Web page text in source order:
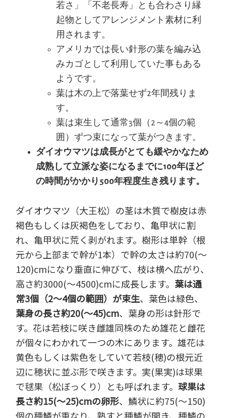
若さ」「不老長寿」とも合わさり縁
起物としてアレンジメント素材に利
用されます。
アメリカでは長い針形の葉を編み込
みカゴとして利用していた事もある
ようです。
葉は木の上で落葉せず2年間残りま
す。
葉は束生して通常3個（2～4個の範
囲）ずつ束になって葉がつきます。
ダイオウマツは成長がとても緩やかなため
成熟して立派な姿になるまでに100年ほど
の時間がかかり500年程度生き残ります。
ダイオウマツ（大王松）の茎は木質で樹皮は赤
褐色もしくは灰褐色をしており、亀甲状に割
れ、亀甲状に荒く剥がれます。樹形は単幹（根
元から上部まで幹が1本）で幹の太さは約70(～
120)cmになり垂直に伸びて、枝は横へ広がり、
高さ約3000(～4500)cmに成長します。 葉は通
常3個（2～4個の範囲）が束生、葉色は緑色、
葉身の長さ約20(～45)cm、葉身の形は針形で
す。花は若枝に咲き雌雄同株のため雄花と雌花
が個々にわかれて一つの木にあります。雄花は
黄色もしくは紫色をしていて若枝(穂)の根元近
辺に穂状に並ぶ形で咲きます。実(果実)は球果
で毬果（松ぼっくり）とも呼ばれます。球果は
長さ約15(～25)cmの卵形、鱗状に約75(～150)
個の種鱗が重なり、熟すと種鱗が開き、種鱗の